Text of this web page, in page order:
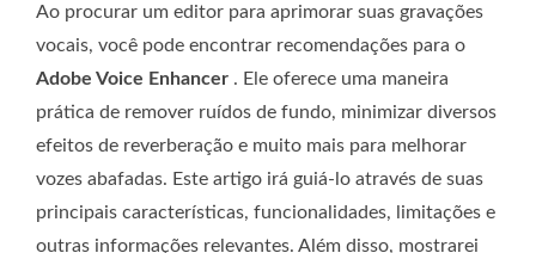
Ao procurar um editor para aprimorar suas gravações
vocais, você pode encontrar recomendações para o
Adobe Voice Enhancer . Ele oferece uma maneira
prática de remover ruídos de fundo, minimizar diversos
efeitos de reverberação e muito mais para melhorar
vozes abafadas. Este artigo irá guiá-lo através de suas
principais características, funcionalidades, limitações e
outras informações relevantes. Além disso, mostrarei